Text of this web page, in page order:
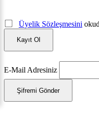
Üyelik Sözleşmesini
Kayıt Ol
E-Mail Adresiniz
Şifremi Gönder